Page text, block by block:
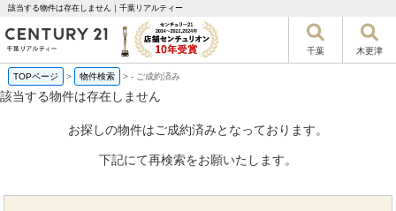
該当する物件は存在しません｜千葉リアルティー
千葉 木更津
TOPページ > 物件検索 >- ご成約済み
該当する物件は存在しません
お探しの物件はご成約済みとなっております。
下記にて再検索をお願いたします。